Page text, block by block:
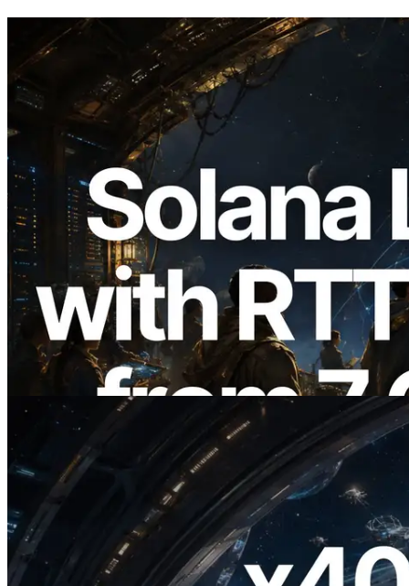
2026.08.05
ERPC expande a Solana Leader Slot API
com medição de ping a partir de 7 regiões
globais — Validators Information API
também lançada